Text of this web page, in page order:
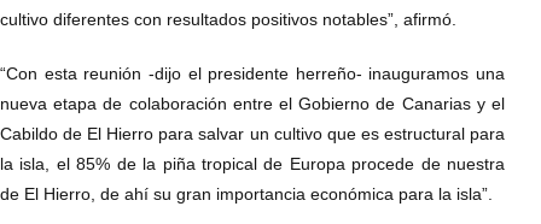
cultivo diferentes con resultados positivos notables”, afirmó.
“Con esta reunión -dijo el presidente herreño- inauguramos una
nueva etapa de colaboración entre el Gobierno de Canarias y el
Cabildo de El Hierro para salvar un cultivo que es estructural para
la isla, el 85% de la piña tropical de Europa procede de nuestra
de El Hierro, de ahí su gran importancia económica para la isla”.